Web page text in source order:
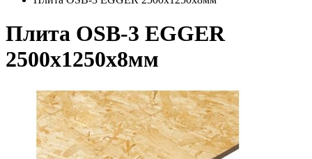
Плита OSB-3 EGGER
2500х1250х8мм